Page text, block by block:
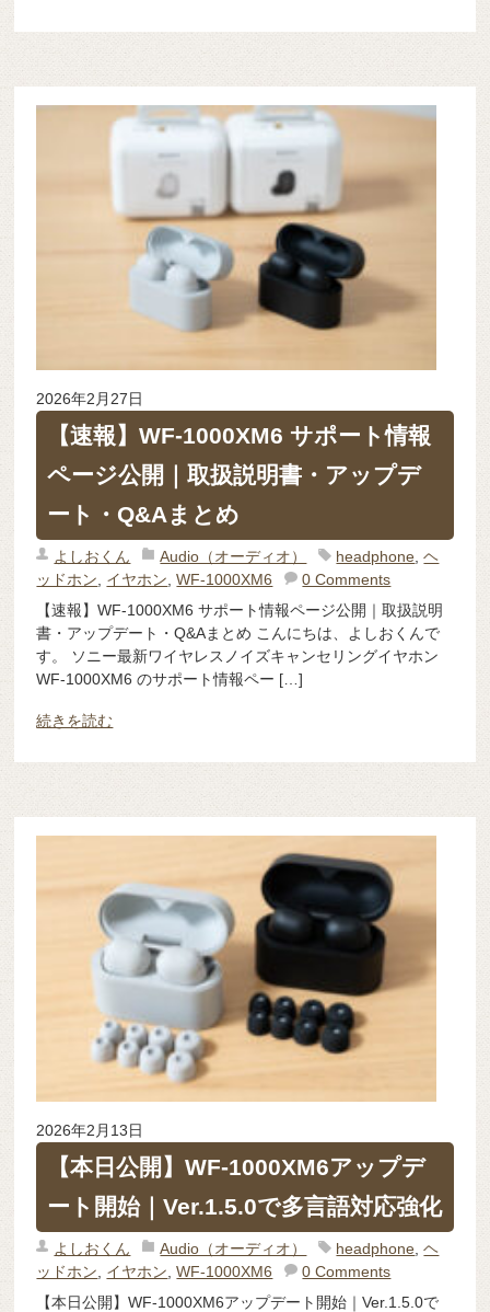
2026年2月27日
【速報】WF-1000XM6 サポート情報
ページ公開｜取扱説明書・アップデ
ート・Q&Aまとめ
よしおくん Audio（オーディオ） headphone,ヘ
ッドホン, イヤホン,WF-1000XM6
0 Comments
【速報】WF-1000XM6 サポート情報ページ公開｜取扱説明
書・アップデート・Q&Aまとめ こんにちは、よしおくんで
す。 ソニー最新ワイヤレスノイズキャンセリングイヤホン
WF-1000XM6 のサポート情報ペー […]
続きを読む
2026年2月13日
【本日公開】WF-1000XM6アップデ
ート開始｜Ver.1.5.0で多言語対応強化
よしおくん Audio（オーディオ） headphone ,ヘ
ッドホン
イヤホン ,WF-1000XM6
0 Comments
【本日公開】WF-1000XM6アップデート開始｜Ver.1.5.0で